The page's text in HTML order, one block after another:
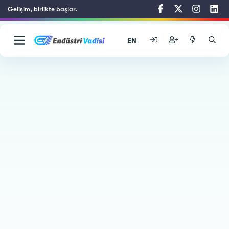
Gelişim, birlikte başlar.
EN